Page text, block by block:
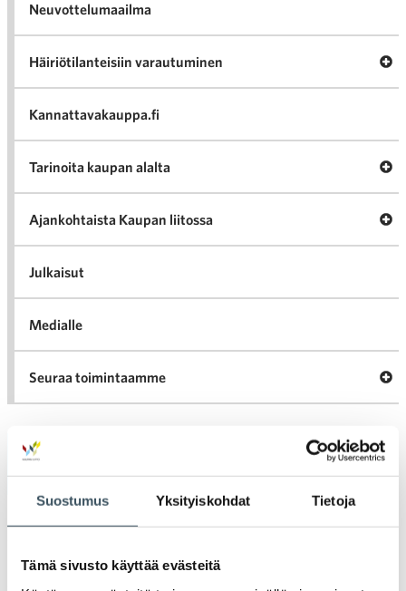
Suostumus Yksityiskohdat Tietoja
Tämä sivusto käyttää evästeitä
Neuvottelumaailma
Häiriötilanteisiin varautuminen
Kannattavakauppa.fi
Tarinoita kaupan alalta
Ajankohtaista Kaupan liitossa
Julkaisut
Medialle
Seuraa toimintaamme
Arkistot
2025